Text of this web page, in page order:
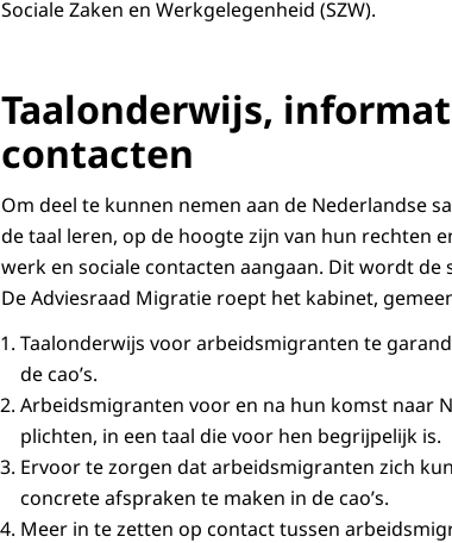
Sociale Zaken en Werkgelegenheid (SZW).
Taalonderwijs,
contacten
Om deel te kunnen nemen aan de Nederlandse
de taal leren, op de hoogte zijn van hun rechten
werk en sociale contacten aangaan. Dit wordt
De Adviesraad Migratie roept het kabinet,
Taalonderwijs voor arbeidsmigranten te
de cao’s.
Arbeidsmigranten voor en na hun komst naar
plichten, in een taal die voor hen begrijpelijk is.
Ervoor te zorgen dat arbeidsmigranten zich
concrete afspraken te maken in de cao’s.
Meer in te zetten op contact tussen